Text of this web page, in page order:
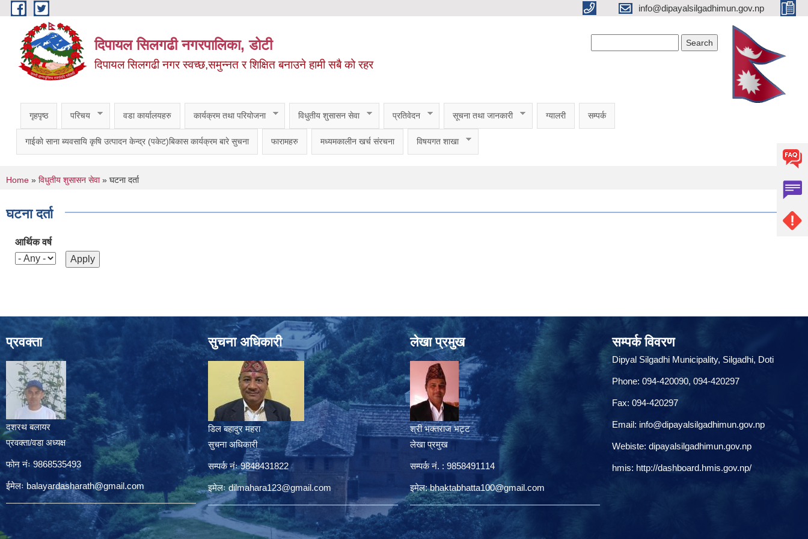
Skip to main content info@dipayalsilgadhimun.gov.np
दिपायल सिलगढी नगरपालिका, डोटी
दिपायल सिलगढी नगर स्वच्छ,समुन्नत र शिक्षित बनाउने हामी सबै को रहर
गृहपृष्ठ परिचय वडा कार्यालयहरु कार्यक्रम तथा परियोजना विधुतीय शुसासन सेवा प्रतिवेदन सूचना तथा जानकारी ग्यालरी सम्पर्क
गाईकाे साना ब्यवसायि कृषि उत्पादन केन्द्र (पकेट)बिकास कार्यक्रम बारे सुचना फारामहरु मध्यमकालीन खर्च संरचना विषयगत शाखा
You are here
Home » विधुतीय शुसासन सेवा» घटना दर्ता
घटना दर्ता
आर्थिक वर्ष
प्रवक्ता
दशरथ बलायर
प्रवक्ता/वडा अध्यक्ष
फोन नंः 9868535493
ईमेलः balayardasharath@gmail.com
सुचना अधिकारी
डिल बहादुर महरा
सुचना अधिकारी
सम्पर्क नंः 9848431822
इमेलः dilmahara123@gmail.com
लेखा प्रमुख
श्री भक्तराज भट्ट
लेखा प्रमुख
सम्पर्क नं. : 9858491114
इमेल:bhaktabhatta100@gmail.com
सम्पर्क विवरण
Dipyal Silgadhi Municipality, Silgadhi, Doti
Phone: 094-420090, 094-420297
Fax: 094-420297
Email: info@dipayalsilgadhimun.gov.np
Webiste: dipayalsilgadhimun.gov.np
hmis: http://dashboard.hmis.gov.np/